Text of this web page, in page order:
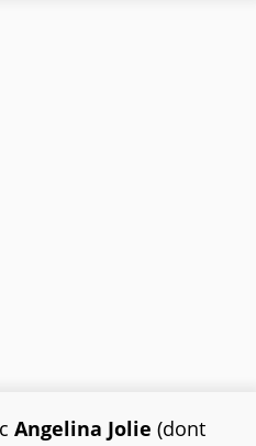
Angelina Jolie (dont